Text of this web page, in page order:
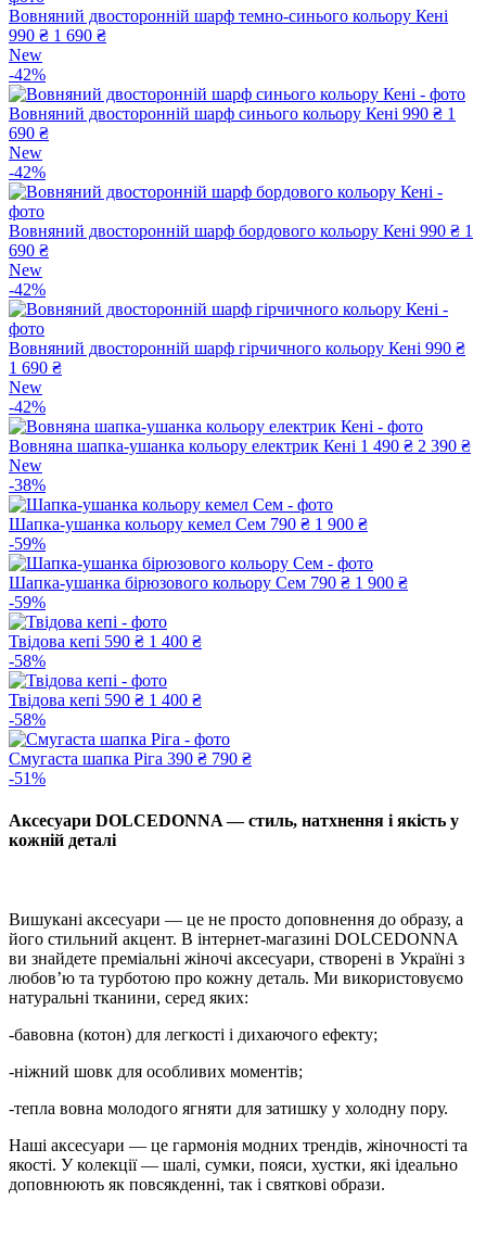
Вовняний двосторонній шарф темно-синього кольору Кені
990 ₴ 1 690 ₴
New
-42%
Вовняний двосторонній шарф синього кольору Кені 990 ₴ 1
690 ₴
New
-42%
Вовняний двосторонній шарф бордового кольору Кені 990 ₴ 1
690 ₴
New
-42%
Вовняний двосторонній шарф гірчичного кольору Кені 990 ₴
1 690 ₴
New
-42%
Вовняна шапка-ушанка кольору електрик Кені 1 490 ₴ 2 390 ₴
New
-38%
Шапка-ушанка кольору кемел Сем 790 ₴ 1 900 ₴
-59%
Шапка-ушанка бірюзового кольору Сем 790 ₴ 1 900 ₴
-59%
Твідова кепі 590 ₴ 1 400 ₴
-58%
Твідова кепі 590 ₴ 1 400 ₴
-58%
Смугаста шапка Ріга 390 ₴ 790 ₴
-51%
Аксесуари DOLCEDONNA — стиль, натхнення і якість у
кожній деталі
Вишукані аксесуари — це не просто доповнення до образу, а
його стильний акцент. В інтернет-магазині DOLCEDONNA
ви знайдете преміальні жіночі аксесуари, створені в Україні з
любов’ю та турботою про кожну деталь. Ми використовуємо
натуральні тканини, серед яких:
-бавовна (котон) для легкості і дихаючого ефекту;
-ніжний шовк для особливих моментів;
-тепла вовна молодого ягняти для затишку у холодну пору.
Наші аксесуари — це гармонія модних трендів, жіночності та
якості. У колекції — шалі, сумки, пояси, хустки, які ідеально
доповнюють як повсякденні, так і святкові образи.